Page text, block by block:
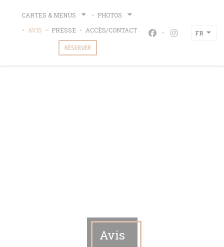
CARTES & MENUS
PHOTOS
AVIS
PRESSE ACCÈS/CONTACT
RÉSERVER
Facebook ((ouvre
Instagram
FR
Avis